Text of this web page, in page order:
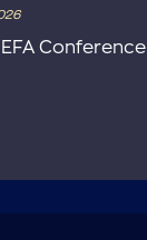
Conference